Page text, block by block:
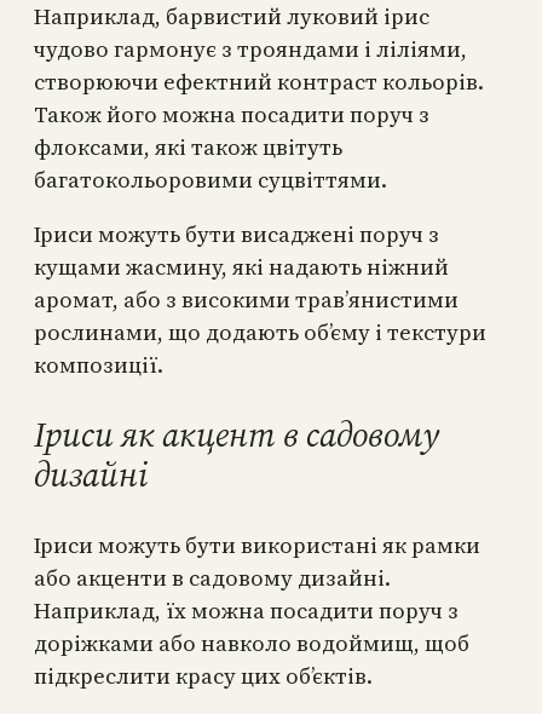
Наприклад, барвистий луковий ірис
чудово гармонує з трояндами і ліліями,
створюючи ефектний контраст кольорів.
Також його можна посадити поруч з
флоксами, які також цвітуть
багатокольоровими суцвіттями.
Іриси можуть бути висаджені поруч з
кущами жасмину, які надають ніжний
аромат, або з високими трав’янистими
рослинами, що додають об’єму і текстури
композиції.
Іриси як акцент в садовому
дизайні
Іриси можуть бути використані як рамки
або акценти в садовому дизайні.
Наприклад, їх можна посадити поруч з
доріжками або навколо водоймищ, щоб
підкреслити красу цих об’єктів.